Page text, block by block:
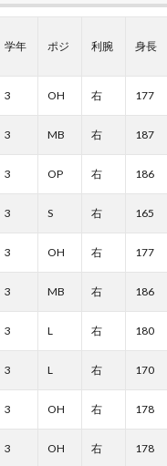
学年 ポジ 利腕 身長
3 OH 右 177
3 MB 右 187
3 OP 右 186
3 S 右 165
3 OH 右 177
3 MB 右 186
3 L 右 180
3 L 右 170
3 OH 右 178
3 OH 右 178